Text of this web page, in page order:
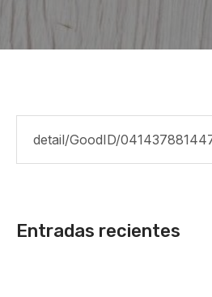
Entradas recientes